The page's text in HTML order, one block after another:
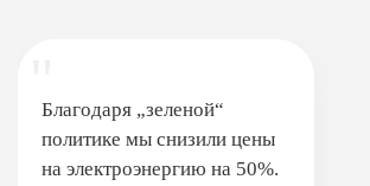
Благодаря „зеленой“
политике мы снизили цены
на электроэнергию на 50%.